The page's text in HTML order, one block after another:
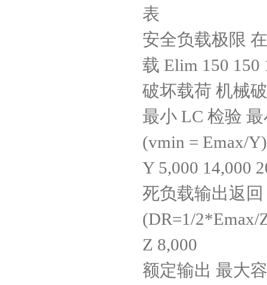
表
安全负载极限
载 Elim 150 150
破坏载荷 机械
最小 LC 检验
(vmin = Emax/Y)
Y 5,000 14,000
死负载输出返
(DR=1/2*Emax/
Z 8,000
额定输出 最大